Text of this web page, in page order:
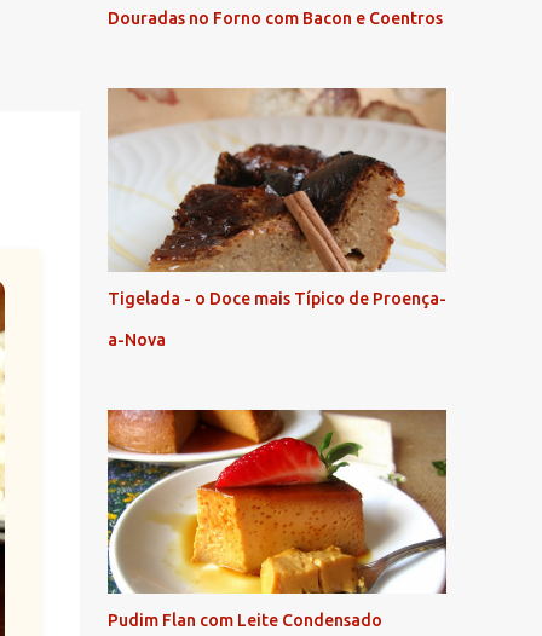
Douradas no Forno com Bacon e Coentros
Tigelada - o Doce mais Típico de Proença-
a-Nova
Pudim Flan com Leite Condensado